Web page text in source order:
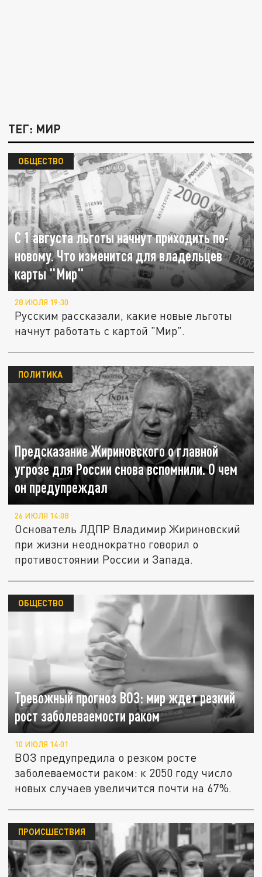
ТЕГ: МИР
С 1 августа льготы начнут приходить по-
новому. Что изменится для владельцев
карты "Мир"
ОБЩЕСТВО
28 ИЮЛЯ 19:30
Русским рассказали, какие новые льготы
начнут работать с картой "Мир".
Предсказание Жириновского о главной
угрозе для России снова вспомнили. О чем
он предупреждал
ПОЛИТИКА
26 ИЮЛЯ 14:08
Основатель ЛДПР Владимир Жириновский
при жизни неоднократно говорил о
противостоянии России и Запада.
Тревожный прогноз ВОЗ: мир ждет резкий
рост заболеваемости раком
ОБЩЕСТВО
10 ИЮЛЯ 14:01
ВОЗ предупредила о резком росте
заболеваемости раком: к 2050 году число
новых случаев увеличится почти на 67%.
ПРОИСШЕСТВИЯ